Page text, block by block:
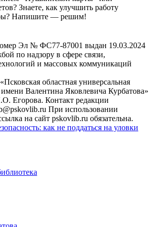
Знаете, как улучшить работу
Напишите — решим!
Эл № ФС77-87001 выдан 19.03.2024
по надзору в сфере связи,
и массовых коммуникаций
областная универсальная
Валентина Яковлевича Курбатова»
Егорова. Контакт редакции
При использовании
на сайт pskovlib.ru обязательна.
как не поддаться на уловки